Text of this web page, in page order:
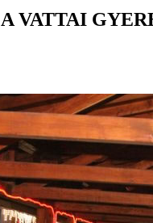
VATTAI